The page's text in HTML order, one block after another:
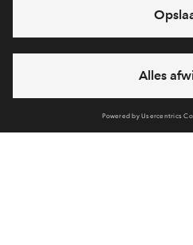
6 dagen per week
vandaag van